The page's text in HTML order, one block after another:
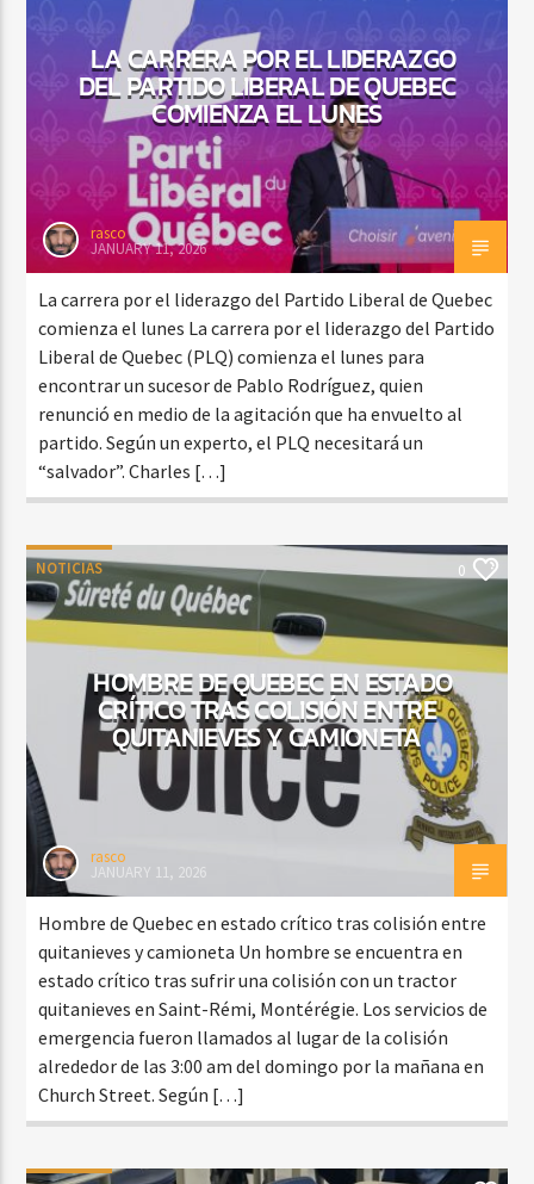
LA CARRERA POR EL LIDERAZGO
DEL PARTIDO LIBERAL DE QUEBEC
COMIENZA EL LUNES
rasco
JANUARY 11, 2026
La carrera por el liderazgo del Partido Liberal de Quebec
comienza el lunes La carrera por el liderazgo del Partido
Liberal de Quebec (PLQ) comienza el lunes para
encontrar un sucesor de Pablo Rodríguez, quien
renunció en medio de la agitación que ha envuelto al
partido. Según un experto, el PLQ necesitará un
“salvador”. Charles […]
NOTICIAS 0
HOMBRE DE QUEBEC EN ESTADO
CRÍTICO TRAS COLISIÓN ENTRE
QUITANIEVES Y CAMIONETA
rasco
JANUARY 11, 2026
Hombre de Quebec en estado crítico tras colisión entre
quitanieves y camioneta Un hombre se encuentra en
estado crítico tras sufrir una colisión con un tractor
quitanieves en Saint-Rémi, Montérégie. Los servicios de
emergencia fueron llamados al lugar de la colisión
alrededor de las 3:00 am del domingo por la mañana en
Church Street. Según […]